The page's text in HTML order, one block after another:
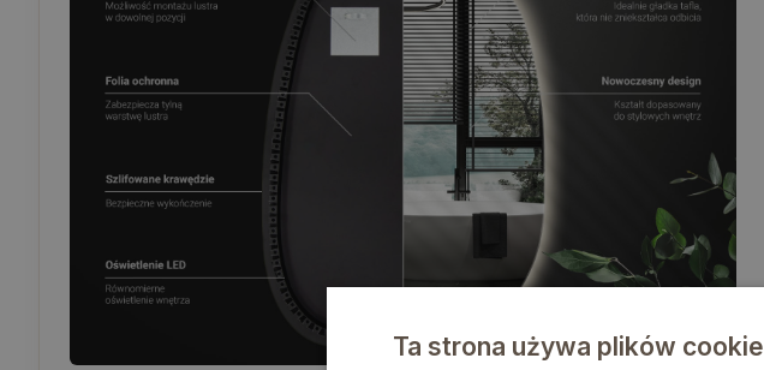
Ta strona używa plików cookie